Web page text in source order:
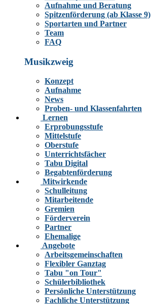
Aufnahme und Beratung
Spitzenförderung (ab Klasse 9)
Sportarten und Partner
Team
FAQ
Musikzweig
Konzept
Aufnahme
News
Proben- und Klassenfahrten
Lernen
Erprobungsstufe
Mittelstufe
Oberstufe
Unterrichtsfächer
Tabu Digital
Begabtenförderung
Mitwirkende
Schulleitung
Mitarbeitende
Gremien
Förderverein
Partner
Ehemalige
Angebote
Arbeitsgemeinschaften
Flexibler Ganztag
Tabu "on Tour"
Schülerbibliothek
Persönliche Unterstützung
Fachliche Unterstützung